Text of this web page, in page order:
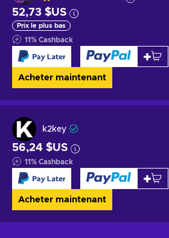
52,73 $US
Prix le plus bas
11% Cashback
Acheter maintenant
k2key
56,24 $US
11% Cashback
Acheter maintenant